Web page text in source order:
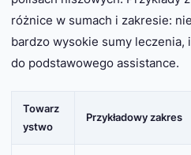
różnice w sumach i zakresie:
bardzo wysokie sumy leczenia,
do podstawowego assistance.
Towarz
ystwo
Przykładowy zakres